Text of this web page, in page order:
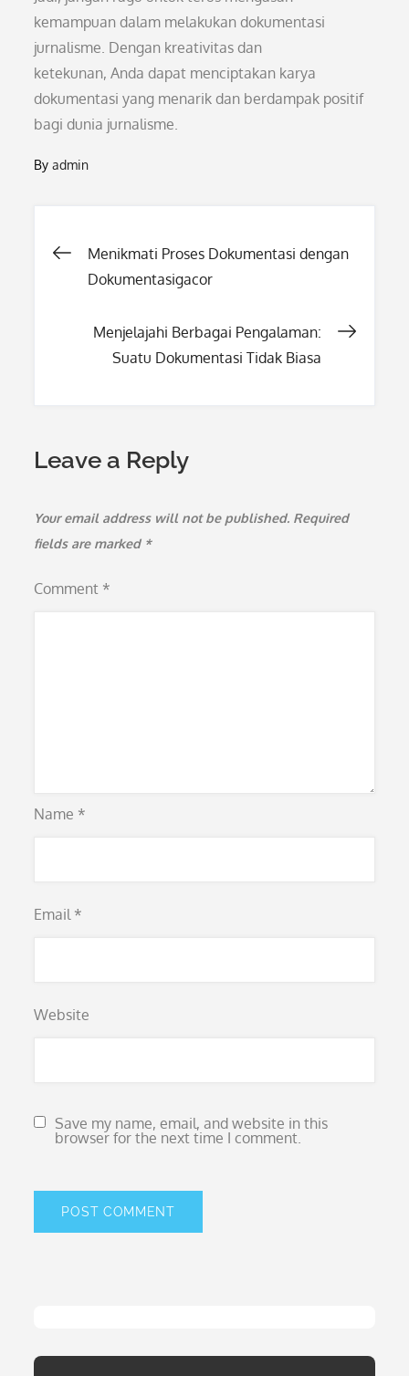
kemampuan dalam melakukan dokumentasi
jurnalisme. Dengan kreativitas dan
ketekunan, Anda dapat menciptakan karya
dokumentasi yang menarik dan berdampak positif
bagi dunia jurnalisme.
Byadmin
Post
Menikmati Proses Dokumentasi dengan
Dokumentasigacor
Menjelajahi Berbagai Pengalaman:
Suatu Dokumentasi Tidak Biasa
Leave a Reply
Your email address will not be published. Required
fields are marked *
Comment *
Name *
Email *
Website
Save my name, email, and website in this
browser for the next time I comment.